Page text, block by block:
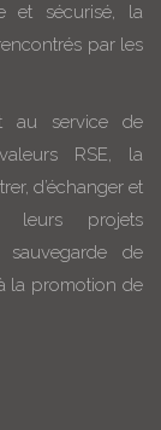
et sécurisé, la
par les
au service de
RSE, la
d’échanger et
leurs projets
de
la promotion de